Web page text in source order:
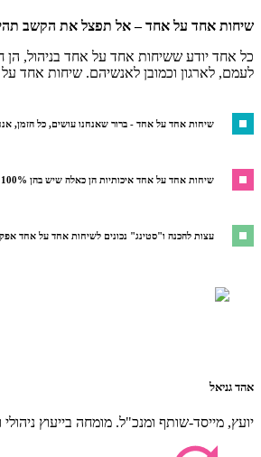
שיחות אחד על אחד – אל תפצל את הקשב
כל אחד יודע ששיחות אחד על אחד בניהול,
לעמם, לארגון וכמובן לאנשיהם. שיחות אחד על
שיחות אחד על אחד - ברור שאנחנו עושים, כל הזמן,
שיחות אחד על אחד איכותיות הן כאלה שיש בהן 100% מהקשב, כנות, וכוונה אמיתית לשיפור.
עצות להכנה ו"סטינג" נכונים לשיחות אחד על אחד
אהד גניאל
יועץ, מייסד-שותף ומנכ"ל. מומחה בייעוץ